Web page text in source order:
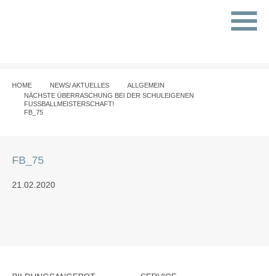
HOME NEWS/ AKTUELLES
ALLGEMEIN
NÄCHSTE ÜBERRASCHUNG BEI DER SCHULEIGENEN
FUSSBALLMEISTERSCHAFT!
FB_75
FB_75
21.02.2020